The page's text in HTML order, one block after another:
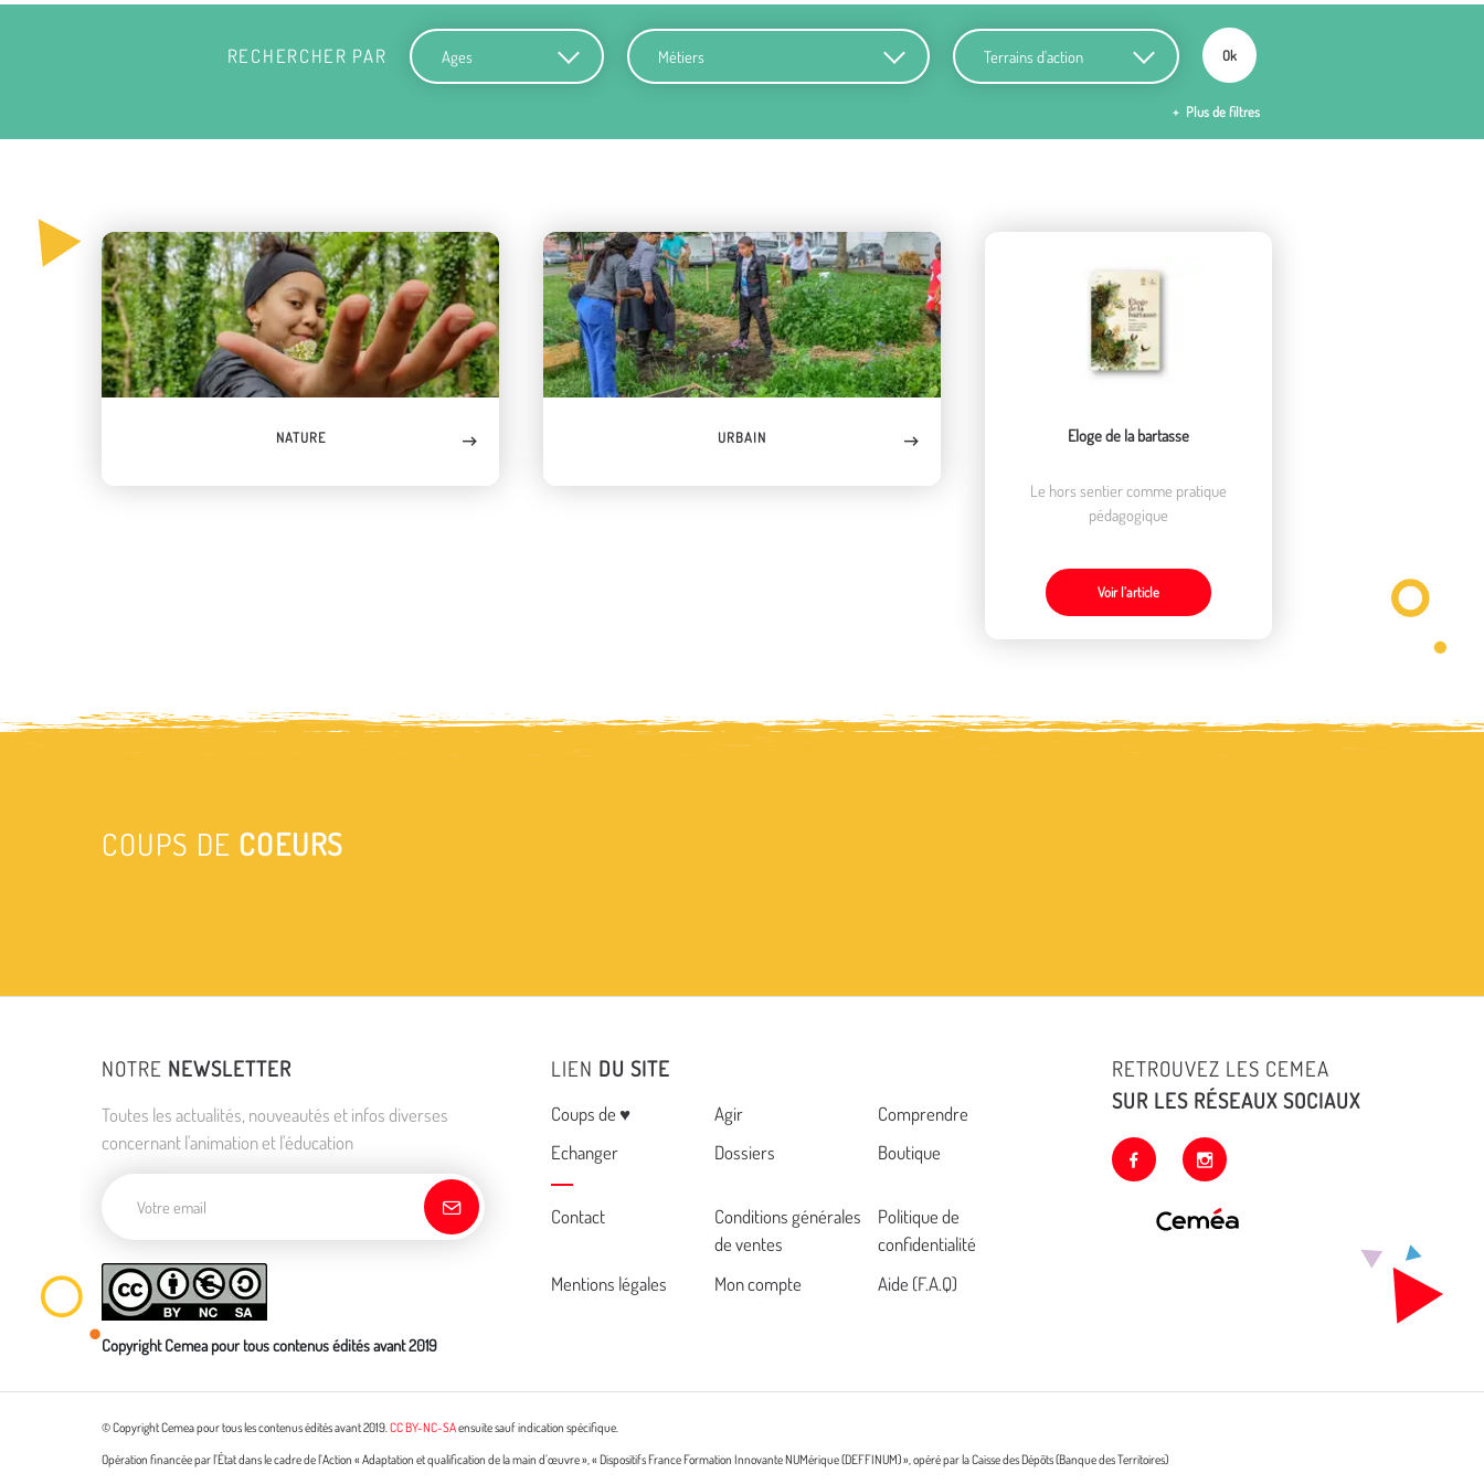
RECHERCHER PAR
Ages Métiers Terrains d'action
Ok
Plus de filtres
NATURE URBAIN Eloge de la bartasse
Le hors sentier comme pratique
pédagogique
Voir l’article
COUPS DE COEURS
NOTRE NEWSLETTER
Toutes les actualités, nouveautés et infos diverses
concernant l'animation et l'éducation
Copyright Cemea pour tous contenus édités avant 2019
LIEN DU SITE
Menu
Coups de ♥ Agir
Comprendre
Echanger
Dossiers Boutique
Cemea
footer
Contact
Conditions générales
de ventes
Politique de
confidentialité
Mentions légales
Mon compte Aide (F.A.Q)
RETROUVEZ LES CEMEA
SUR LES RÉSEAUX SOCIAUX
facebook instagram
© Copyright Cemea pour tous les contenus édités avant 2019.CC BY-NC-SAensuite sauf indication spécifique.
Opération financée par l’État dans le cadre de l’Action « Adaptation et qualification de la main d’œuvre », « Dispositifs France Formation Innovante NUMérique (DEFFINUM) », opéré par la Caisse des Dépôts (Banque des Territoires)